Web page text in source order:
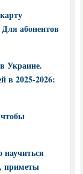
абонентов
Украине.
в 2025-2026:
приметы